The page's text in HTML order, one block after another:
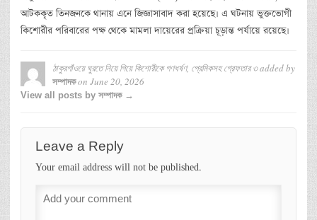
আটককৃত তিনজনকে থানায় এনে জিজ্ঞাসাবাদ করা হয়েছে। এ ঘটনায় ভুক্তভোগী
কিশোরীর পরিবারের পক্ষ থেকে মামলা দায়েরের প্রক্রিয়া চূড়ান্ত পর্যায়ে রয়েছে।
ঠাকুরগাঁওয়ে ঘুরতে নিয়ে গিয়ে কিশোরীকে গণধর্ষণ, প্রেমিকসহ গ্রেফতার ৩added by
সম্পাদকon June 20, 2026
View all posts by সম্পাদক →
Leave a Reply
Your email address will not be published.